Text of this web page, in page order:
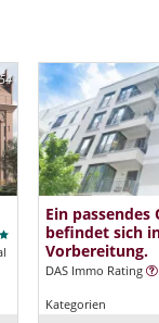
Ein passendes
befindet sich
Vorbereitung.
DAS Immo Rating
Kategorien